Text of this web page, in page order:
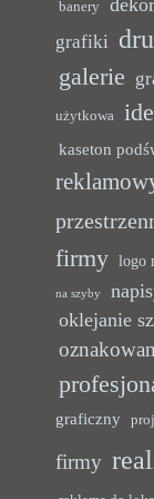
banery
grafiki
galerie
użytkowa
kaseton
firmy
logo
na szyby
oklejanie
graficzny
firmy